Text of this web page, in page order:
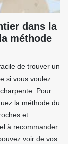
dans la
méthode
de trouver un
si vous voulez
Pour
la méthode du
et
à recommander.
voir de vos